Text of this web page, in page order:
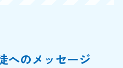
へのメッセージ